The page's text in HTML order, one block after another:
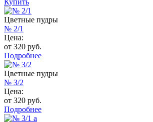
Цветные пудры
№ 2/1
Цена:
от 320 руб.
Подробнее
Цветные пудры
№ 3/2
Цена:
от 320 руб.
Подробнее